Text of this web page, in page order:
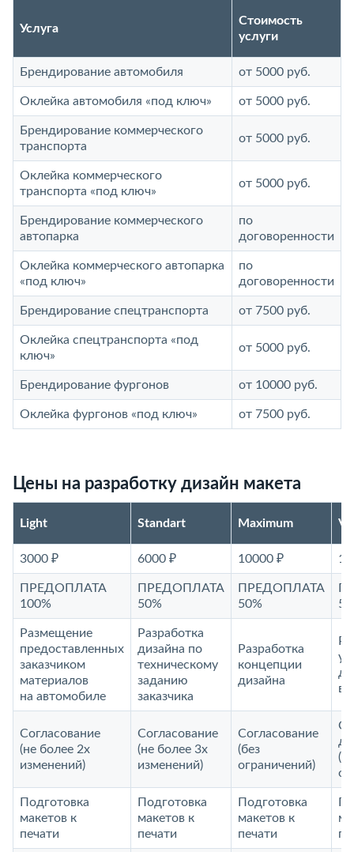
Услуга
Стоимость
услуги
Брендирование автомобиля от 5000 руб.
Оклейка автомобиля «под ключ» от 5000 руб.
Брендирование коммерческого
транспорта
от 5000 руб.
Оклейка коммерческого
транспорта «под ключ»
от 5000 руб.
Брендирование коммерческого
автопарка
по
договоренности
Оклейка коммерческого автопарка
«под ключ»
по
договоренности
Брендирование спецтранспорта от 7500 руб.
Оклейка спецтранспорта «под
ключ»
от 5000 руб.
Брендирование фургонов от 10000 руб.
Оклейка фургонов «под ключ» от 7500 руб.
Цены на разработку дизайн макета
Light Standart Maximum
3000 ₽ 6000 ₽ 10000 ₽
ПРЕДОПЛАТА
100%
ПРЕДОПЛАТА
50%
ПРЕДОПЛАТА
50%
Размещение
предоставленных
заказчиком
материалов
на автомобиле
Разработка
дизайна по
техническому
заданию
заказчика
Разработка
концепции
дизайна
Согласование
(не более 2х
изменений)
Согласование
(не более 3х
изменений)
Согласование
(без
ограничений)
Подготовка
макетов к
печати
Подготовка
макетов к
печати
Подготовка
макетов к
печати